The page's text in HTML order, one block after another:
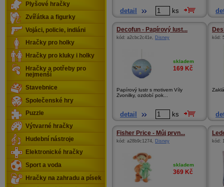
detail ks
Decofun - Papírový lust...
kód: a2cbc2c41e, Disney
skladem
169 Kč
Papírový lustr s motivem Víly
Zvonilky, ozdobí pok...
detail ks
kód:
Fisher Price - Můj prvn...
kód: a28b9c1274, Disney
skladem
369 Kč
kód:
Plyšové hračky
Zvířátka a figurky
Vojáci, policie, indiáni
Hračky pro holky
Hračky pro kluky i holky
Hračky a potřeby pro
nejmenší
Stavebnice
Společenské hry
Puzzle
Výtvarné hračky
Hudební nástroje
Elektronické hračky
Sport a voda
Hračky na zahradu a písek